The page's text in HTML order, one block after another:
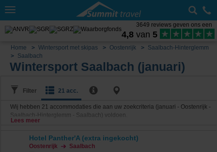
Toggle
3649 reviews geven ons een
4,8 van 5
Home Wintersport met skipas Oostenrijk
Saalbach-Hinterglemm
Saalbach
Wintersport Saalbach (januari)
Filter 21 acc.
Wij hebben 21 accommodaties die aan uw zoekcriteria (januari - Oostenrijk -
Saalbach-Hinterglemm - Saalbach) voldoen.
Lees meer
Hotel Panther'A (extra ingekocht)
Oostenrijk Saalbach